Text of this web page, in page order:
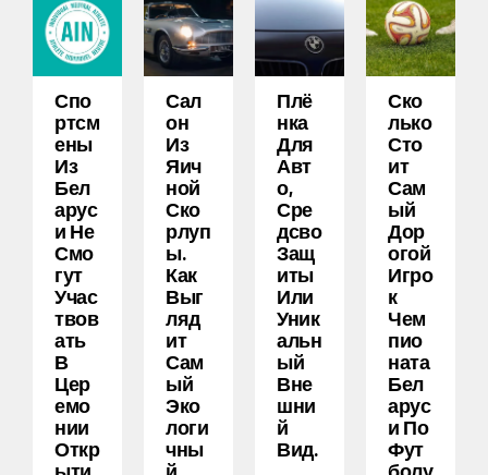
Спо
Ртсм
Ены
Из
Бел
Арус
И Не
Смо
Гут
Учас
Твов
Ать
В
Цер
Емо
Нии
Откр
Сал
Он
Из
Яич
Ной
Ско
Рлуп
Ы.
Как
Выг
Ляд
Ит
Сам
Ый
Эко
Логи
Чны
Плё
Нка
Для
Авт
О,
Сре
Дсво
Защ
Иты
Или
Уник
Альн
Ый
Вне
Шни
Й
Вид.
Ско
Лько
Сто
Ит
Сам
Ый
Дор
Огой
Игро
К
Чем
Пио
Ната
Бел
Арус
И По
Фут